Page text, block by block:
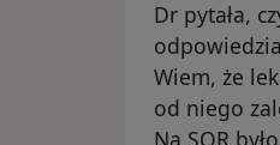
Dr pytała,
Wiem, że
od niego
Na SOR